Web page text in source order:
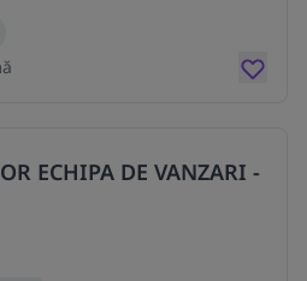
ECHIPA DE VANZARI -